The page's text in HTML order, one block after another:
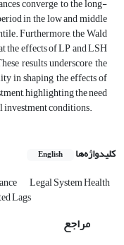
converge to the long-
in the low and middle
Furthermore, the Wald
the effects of LP and LSH
results underscore the
in shaping the effects of
highlighting the need
conditions.
کلیدواژه‌ها English
Legal System Health
Lags
مراجع